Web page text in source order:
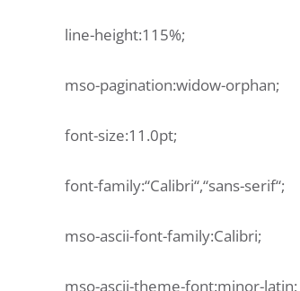
line-height:115%;
mso-pagination:widow-orphan;
font-size:11.0pt;
font-family:“Calibri“,“sans-serif“;
mso-ascii-font-family:Calibri;
mso-ascii-theme-font:minor-latin;